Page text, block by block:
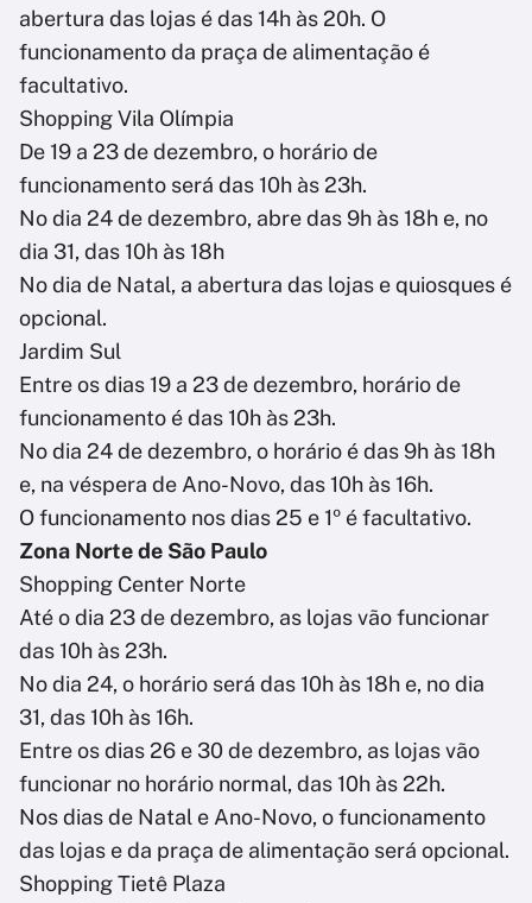
abertura das lojas é das 14h às 20h. O
funcionamento da praça de alimentação é
facultativo.
Shopping Vila Olímpia
De 19 a 23 de dezembro, o horário de
funcionamento será das 10h às 23h.
No dia 24 de dezembro, abre das 9h às 18h e, no
dia 31, das 10h às 18h
No dia de Natal, a abertura das lojas e quiosques é
opcional.
Jardim Sul
Entre os dias 19 a 23 de dezembro, horário de
funcionamento é das 10h às 23h.
No dia 24 de dezembro, o horário é das 9h às 18h
e, na véspera de Ano-Novo, das 10h às 16h.
O funcionamento nos dias 25 e 1º é facultativo.
Zona Norte de São Paulo
Shopping Center Norte
Até o dia 23 de dezembro, as lojas vão funcionar
das 10h às 23h.
No dia 24, o horário será das 10h às 18h e, no dia
31, das 10h às 16h.
Entre os dias 26 e 30 de dezembro, as lojas vão
funcionar no horário normal, das 10h às 22h.
Nos dias de Natal e Ano-Novo, o funcionamento
das lojas e da praça de alimentação será opcional.
Shopping Tietê Plaza